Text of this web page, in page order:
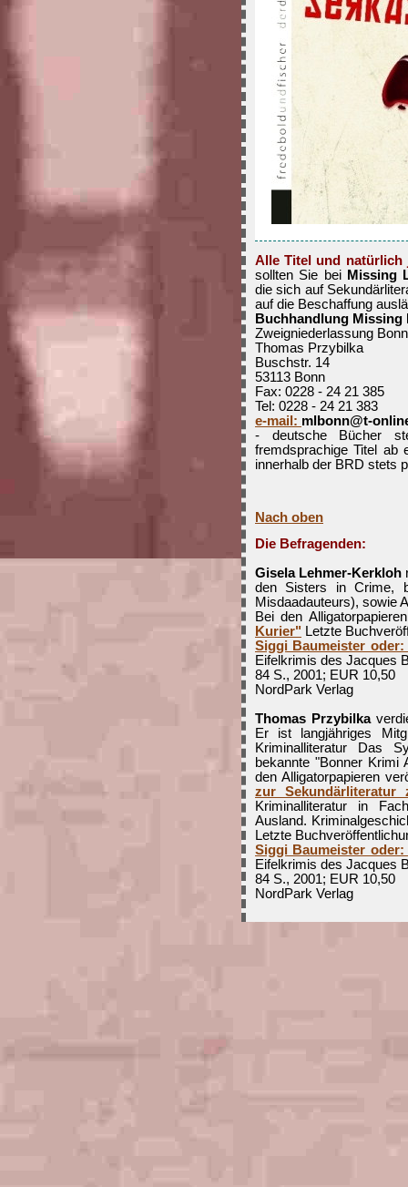
Alle Titel und natürlich
sollten Sie bei Missing
die sich auf
auf die Beschaffung
Buchhandlung Missing
Zweigniederlassung Bonn
Thomas Przybilka
Buschstr. 14
53113 Bonn
Fax: 0228 - 24 21 385
Tel: 0228 - 24 21 383
e-mail: mlbonn@t-
- deutsche Bücher
fremdsprachige Titel ab
innerhalb der BRD stets
Nach oben
Die Befragenden:
Gisela Lehmer-Kerkloh
den Sisters in Crime,
Misdaadauteurs), sowie
Bei den
Kurier" Letzte
Siggi Baumeister
Eifelkrimis des Jacques
84 S., 2001; EUR 10,50
NordPark Verlag
Thomas Przybilka
Er ist langjähriges
Kriminalliteratur Das
bekannte "Bonner Krimi
den Alligatorpapieren
zur Sekundärliteratur
Kriminalliteratur in
Ausland.
Letzte
Siggi Baumeister
Eifelkrimis des Jacques
84 S., 2001; EUR 10,50
NordPark Verlag